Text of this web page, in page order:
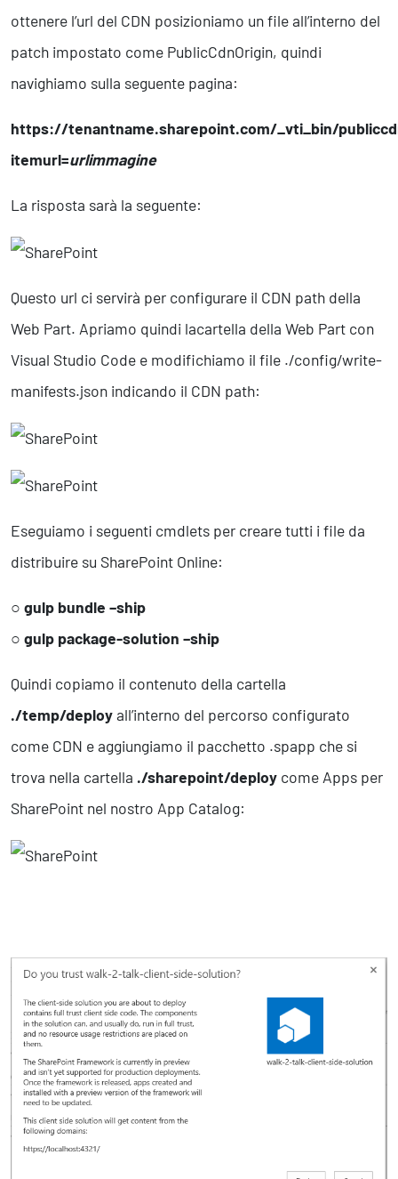
ottenere l’url del CDN posizioniamo un file all’interno del
patch impostato come PublicCdnOrigin, quindi
navighiamo sulla seguente pagina:
https://tenantname.sharepoint.com/_vti_bin/
itemurl=urlimmagine
La risposta sarà la seguente:
Questo url ci servirà per configurare il CDN path della
Web Part. Apriamo quindi lacartella della Web Part con
Visual Studio Code e modifichiamo il file ./config/write-
manifests.json indicando il CDN path:
Eseguiamo i seguenti cmdlets per creare tutti i file da
distribuire su SharePoint Online:
○ gulp bundle –ship
○ gulp package-solution –ship
Quindi copiamo il contenuto della cartella
./temp/deployall’interno del percorso configurato
come CDN e aggiungiamo il pacchetto .spapp che si
trova nella cartella ./sharepoint/deploy come Apps per
SharePoint nel nostro App Catalog: